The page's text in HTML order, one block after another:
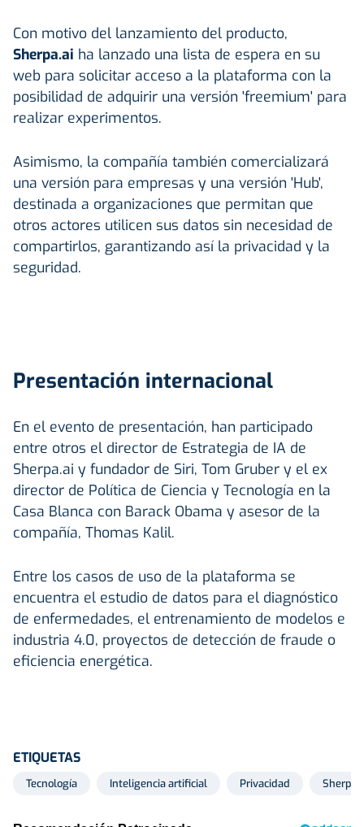
Con motivo del lanzamiento del producto,
Sherpa.ai ha lanzado una lista de espera en su
web para solicitar acceso a la plataforma con la
posibilidad de adquirir una versión 'freemium' para
realizar experimentos.
Asimismo, la compañía también comercializará
una versión para empresas y una versión 'Hub',
destinada a organizaciones que permitan que
otros actores utilicen sus datos sin necesidad de
compartirlos, garantizando así la privacidad y la
seguridad.
Presentación internacional
En el evento de presentación, han participado
entre otros el director de Estrategia de IA de
Sherpa.ai y fundador de Siri, Tom Gruber y el ex
director de Política de Ciencia y Tecnología en la
Casa Blanca con Barack Obama y asesor de la
compañía, Thomas Kalil.
Entre los casos de uso de la plataforma se
encuentra el estudio de datos para el diagnóstico
de enfermedades, el entrenamiento de modelos e
industria 4.0, proyectos de detección de fraude o
eficiencia energética.
ETIQUETAS
Tecnología Inteligencia artificial Privacidad Sherpa